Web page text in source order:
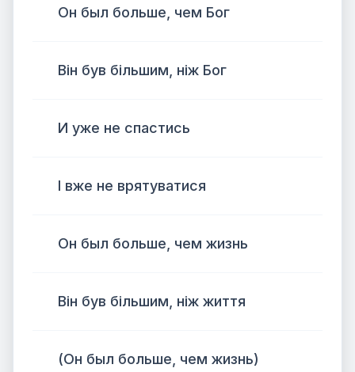
Он был больше, чем Бог
Він був більшим, ніж Бог
И уже не спастись
І вже не врятуватися
Он был больше, чем жизнь
Він був більшим, ніж життя
(Он был больше, чем жизнь)